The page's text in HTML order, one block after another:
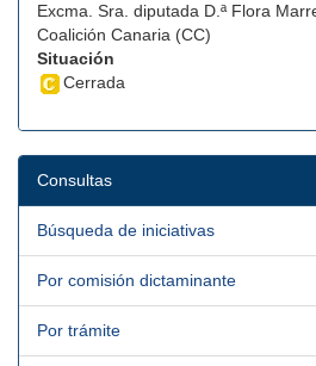
Excma. Sra. diputada D.ª Flora
Coalición Canaria (CC)
Situación
Cerrada
Consultas
Búsqueda de iniciativas
Por comisión dictaminante
Por trámite